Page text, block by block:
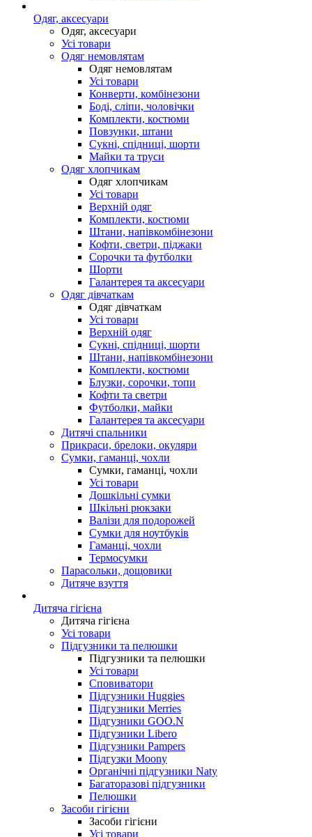
Одяг, аксесуари
Одяг, аксесуари
Усі товари
Одяг немовлятам
Одяг немовлятам
Усі товари
Конверти, комбінезони
Боді, сліпи, чоловічки
Комплекти, костюми
Повзунки, штани
Сукні, спідниці, шорти
Майки та труси
Одяг хлопчикам
Одяг хлопчикам
Усі товари
Верхній одяг
Комплекти, костюми
Штани, напівкомбінезони
Кофти, светри, піджаки
Сорочки та футболки
Шорти
Галантерея та аксесуари
Одяг дівчаткам
Одяг дівчаткам
Усі товари
Верхній одяг
Сукні, спідниці, шорти
Штани, напівкомбінезони
Комплекти, костюми
Блузки, сорочки, топи
Кофти та светри
Футболки, майки
Галантерея та аксесуари
Дитячі спальники
Прикраси, брелоки, окуляри
Сумки, гаманці, чохли
Сумки, гаманці, чохли
Усі товари
Дошкільні сумки
Шкільні рюкзаки
Валізи для подорожей
Сумки для ноутбуків
Гаманці, чохли
Термосумки
Парасольки, дощовики
Дитяче взуття
Дитяча гігієна
Дитяча гігієна
Усі товари
Підгузники та пелюшки
Підгузники та пелюшки
Усі товари
Сповиватори
Підгузники Huggies
Підгузники Merries
Підгузники GOO.N
Підгузники Libero
Підгузники Pampers
Підгузки Moony
Органічні підгузники Naty
Багаторазові підгузники
Пелюшки
Засоби гігієни
Засоби гігієни
Усі товари